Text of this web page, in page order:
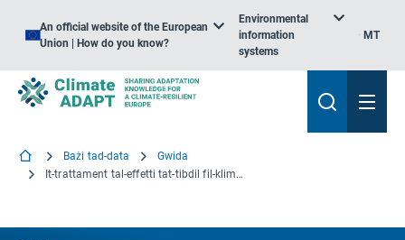
An official website of the European
Union | How do you know?
Environmental
information
systems
MT
Bażi tad-data
Gwida
It-trattament tal-effetti tat-tibdil fil-klima fuq il-bankini tat-toroq